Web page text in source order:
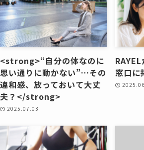
<strong>“自分の体なのに
思い通りに動かない”…その
違和感、放っておいて大丈
夫？</strong>
2025.07.03
窓口に